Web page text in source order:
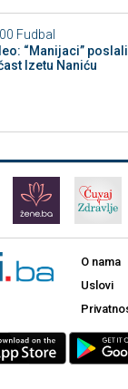
Fudbal
“Manijaci”
Izetu Naniću
O nama
Uslovi